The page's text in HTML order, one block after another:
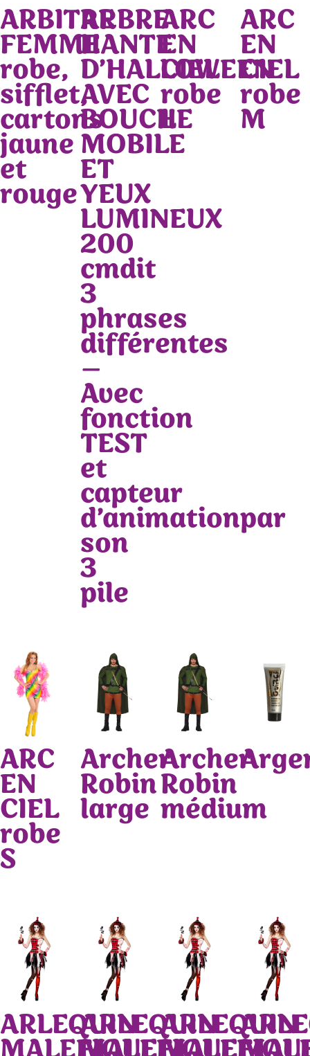
ARBITRE
FEMME
robe,
sifflet,
cartons
jaune
et
rouge
ARBRE
HANTE
D’HALLOWEEN
AVEC
BOUCHE
MOBILE
ET
YEUX
LUMINEUX
200
cmdit
3
phrases
différentes
–
Avec
fonction
TEST
et
capteur
d’animationpar
son
3
pile
ARC
EN
CIEL
robe
L
ARC
EN
CIEL
robe
M
ARC
EN
CIEL
robe
S
Archer
Robin
large
Archer
Robin
médium
ARLEQUINARLEQUINARLEQUIN